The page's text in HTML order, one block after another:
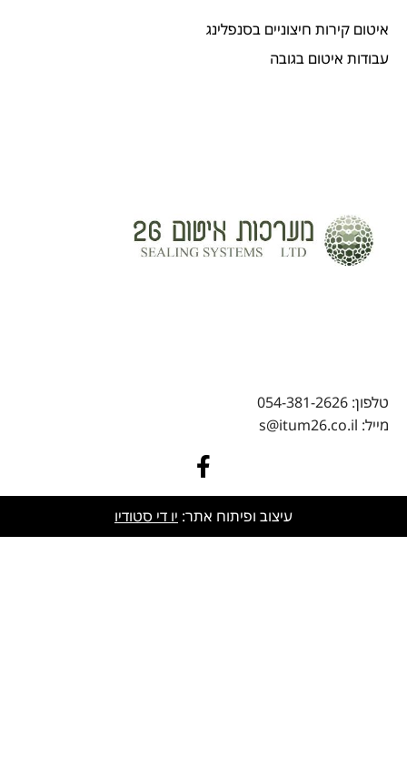
איטום קירות חיצוניים בסנפלינג
עבודות איטום בגובה
טלפון: 054-381-2626
מייל: s@itum26.co.il
עיצוב ופיתוח אתר: יו די סטודיו